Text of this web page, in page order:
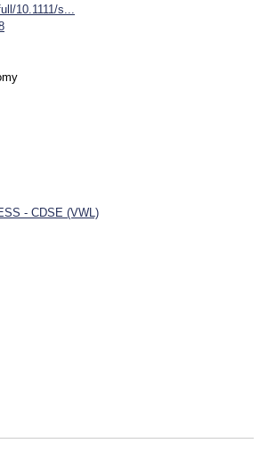
10.1111/s...
- CDSE (VWL)